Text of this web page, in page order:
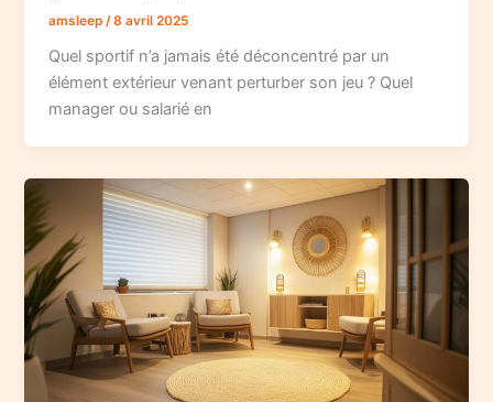
amsleep /8 avril 2025
Quel sportif n’a jamais été déconcentré par un
élément extérieur venant perturber son jeu ? Quel
manager ou salarié en